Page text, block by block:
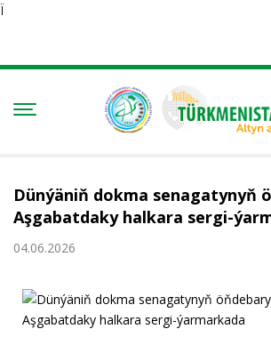
Ï
Dünýäniň dokma senagatynyň
Aşgabatdaky halkara sergi-
04.06.2026